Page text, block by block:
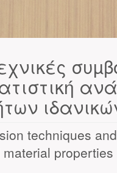
techniques
properties